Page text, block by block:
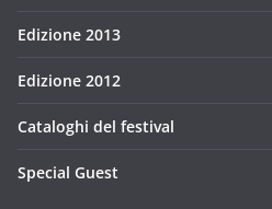
Edizione 2013
Edizione 2012
Cataloghi del festival
Special Guest